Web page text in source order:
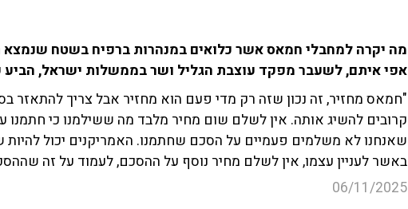
מה יקרה למחבלי חמאס אשר כלואים במנהרות ברפיח בשטח
אפי איתם, לשעבר מפקד עוצבת הגליל ושר בממשלות ישראל,
"חמאס מחזיר, זה נכון שזה רק מדי פעם הוא מחזיר אבל צריך להתאזר
קרובים להשיג אותה. אין לשלם שום מחיר מלבד מה ששילמנו כי חתמנו
שאנחנו לא משלמים פעמיים על הסכם שחתמנו. האמריקנים יכול
באשר לעניין עצמו, אין לשלם מחיר נוסף על ההסכם, לעמוד על זה
06/11/2025